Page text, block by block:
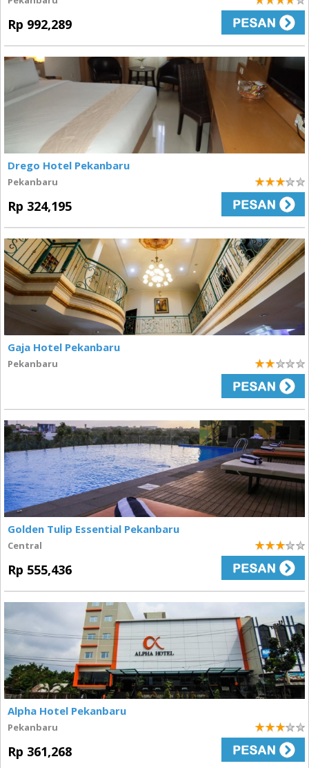
Rp 992,289
4
Drego Hotel Pekanbaru
Pekanbaru
Rp 324,195
3
Gaja Hotel Pekanbaru
Pekanbaru
2
Golden Tulip Essential Pekanbaru
Central
Rp 555,436
3
Alpha Hotel Pekanbaru
Pekanbaru
Rp 361,268
3